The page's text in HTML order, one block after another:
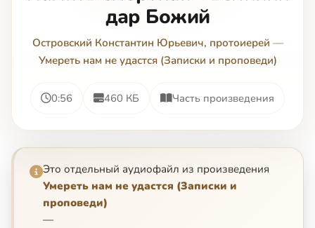
дар Божий
Островский Константин Юрьевич, протоиерей —
Умереть нам не удастся (Записки и проповеди)
0:56 460 КБ Часть произведения
Это отдельный аудиофайл из произведения
Умереть нам не удастся (Записки и
проповеди)
—